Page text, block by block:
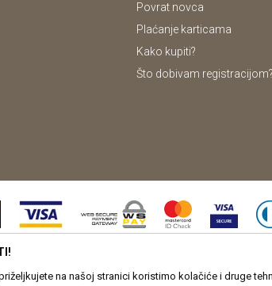
Povrat novca
Plaćanje karticama
Kako kupiti?
Što dobivam registracijom?
su dio naše ponude, no to ne znači da su uvijek
na našoj stranici koristimo kolačiće i druge